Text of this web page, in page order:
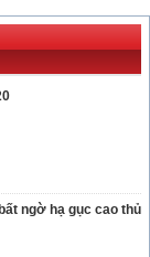
ngờ hạ gục cao thủ